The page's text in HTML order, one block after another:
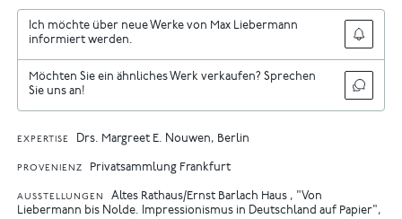
Ich möchte über neue Werke von Max Liebermann
informiert werden.
Möchten Sie ein ähnliches Werk verkaufen? Sprechen
Sie uns an!
EXPERTISE Drs. Margreet E. Nouwen, Berlin
PROVENIENZ Privatsammlung Frankfurt
AUSSTELLUNGEN
Altes Rathaus/Ernst Barlach Haus , "Von
Liebermann bis Nolde. Impressionismus in Deutschland auf Papier",